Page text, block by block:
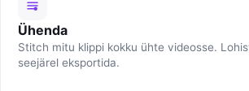
Ühenda
Stitch mitu klippi kokku ühte videosse.
seejärel eksportida.